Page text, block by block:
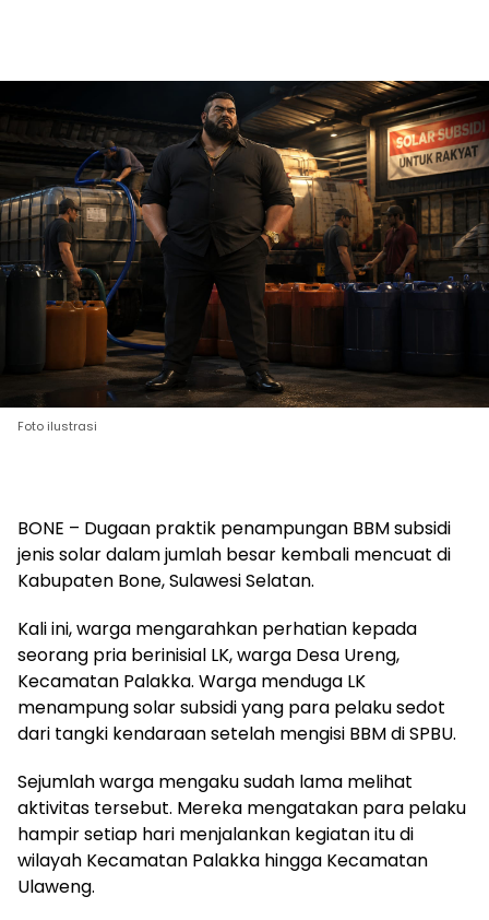
Foto ilustrasi
BONE – Dugaan praktik penampungan BBM subsidi
jenis solar dalam jumlah besar kembali mencuat di
Kabupaten Bone, Sulawesi Selatan.
Kali ini, warga mengarahkan perhatian kepada
seorang pria berinisial LK, warga Desa Ureng,
Kecamatan Palakka. Warga menduga LK
menampung solar subsidi yang para pelaku sedot
dari tangki kendaraan setelah mengisi BBM di SPBU.
Sejumlah warga mengaku sudah lama melihat
aktivitas tersebut. Mereka mengatakan para pelaku
hampir setiap hari menjalankan kegiatan itu di
wilayah Kecamatan Palakka hingga Kecamatan
Ulaweng.